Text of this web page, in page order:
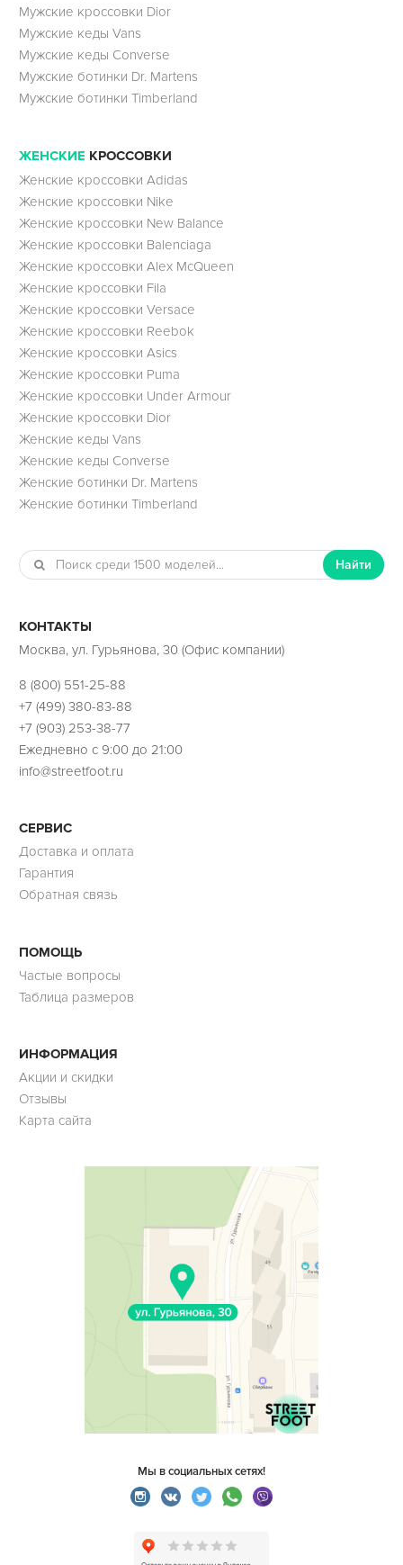
Мужские кроссовки Dior
Мужские кеды Vans
Мужские кеды Converse
Мужские ботинки Dr. Martens
Мужские ботинки Timberland
ЖЕНСКИЕ КРОССОВКИ
Женские кроссовки Adidas
Женские кроссовки Nike
Женские кроссовки New Balance
Женские кроссовки Balenciaga
Женские кроссовки Alex McQueen
Женские кроссовки Fila
Женские кроссовки Versace
Женские кроссовки Reebok
Женские кроссовки Asics
Женские кроссовки Puma
Женские кроссовки Under Armour
Женские кроссовки Dior
Женские кеды Vans
Женские кеды Converse
Женские ботинки Dr. Martens
Женские ботинки Timberland
Найти
КОНТАКТЫ
Москва, ул. Гурьянова, 30 (Офис компании)
8 (800) 551-25-88
+7 (499) 380-83-88
+7 (903) 253-38-77
Ежедневно с 9:00 до 21:00
info@streetfoot.ru
СЕРВИС
Доставка и оплата
Гарантия
Обратная связь
ПОМОЩЬ
Частые вопросы
Таблица размеров
ИНФОРМАЦИЯ
Акции и скидки
Отзывы
Карта сайта
Мы в социальных сетях!